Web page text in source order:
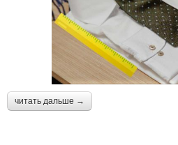
читать дальше →